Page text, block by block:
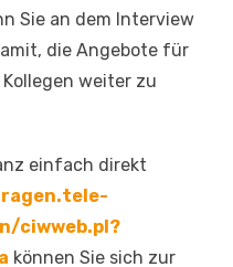
Sie an dem Interview
die Angebote für
weiter zu
einfach direkt
ciwweb.pl?
können Sie sich zur